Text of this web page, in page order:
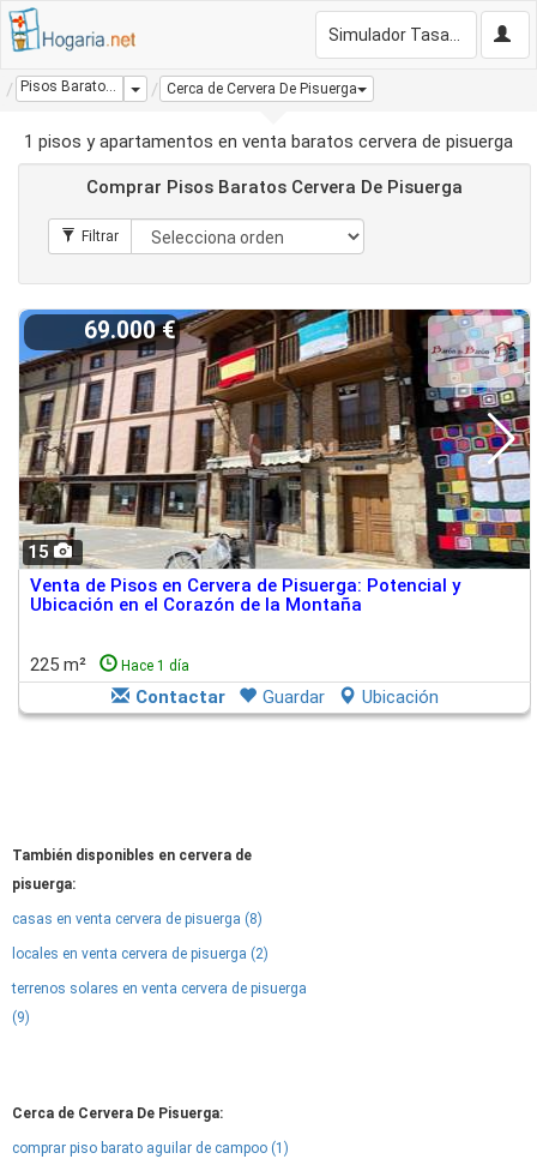
Pisos Baratos Cervera De Pisuerga Dropdown
Cerca de Cervera De Pisuerga
1 pisos y apartamentos en venta baratos cervera de pisuerga
Comprar Pisos Baratos Cervera De Pisuerga
15
69.000 €
Venta de Pisos en Cervera de Pisuerga: Potencial y
Ubicación en el Corazón de la Montaña
225 m² Hace 1 día
Contactar Guardar Ubicación
También disponibles en cervera de
pisuerga:
casas en venta cervera de pisuerga (8)
locales en venta cervera de pisuerga (2)
terrenos solares en venta cervera de pisuerga
(9)
Cerca de Cervera De Pisuerga:
comprar piso barato aguilar de campoo (1)